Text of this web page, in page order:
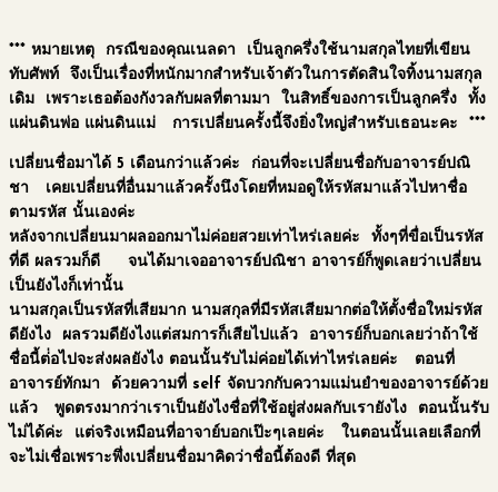
*** หมายเหตุ กรณีของคุณเนลดา เป็นลูกครึ่งใช้นามสกุลไทยที่เขียน
ทับศัพท์ จึงเป็นเรื่องที่หนักมากสำหรับเจ้าตัวในการตัดสินใจทิ้งนามสกุล
เดิม เพราะเธอต้องกังวลกับผลที่ตามมา ในสิทธิ์ของการเป็นลูกครึ่ง ทั้ง
แผ่นดินพ่อ แผ่นดินแม่ การเปลี่ยนครั้งนี้จึงยิ่งใหญ่สำหรับเธอนะคะ ***
เปลี่ยนชื่อมาได้ 5 เดือนกว่าแล้วค่ะ ก่อนที่จะเปลี่ยนชื่อกับอาจารย์ปณิ
ชา เคยเปลี่ยนที่อื่นมาแล้วครั้งนึงโดยที่หมอดูให้รหัสมาแล้วไปหาชื่อ
ตามรหัส นั้นเองค่ะ
หลังจากเปลี่ยนมาผลออกมาไม่ค่อยสวยเท่าไหร่เลยค่ะ ทั้งๆที่ขื่อเป็นรหัส
ที่ดี ผลรวมก็ดี จนได้มาเจออาจารย์ปณิชา อาจารย์ก็พูดเลยว่าเปลี่ยน
เป็นยังไงก็เท่านั้น
นามสกุลเป็นรหัสที่เสียมาก นามสกุลที่มีรหัสเสียมากต่อให้ตั้งชื่อใหม่รหัส
ดียังไง ผลรวมดียังไงแต่สมการก็เสียไปแล้ว อาจารย์ก็บอกเลยว่าถ้าใช้
ชื่อนี้ต่่อไปจะส่งผลยังไง ตอนนั้นรับไม่ค่อยได้เท่าไหร่เลยค่ะ ตอนที่
อาจารย์ทักมา ด้วยความที่ self จัดบวกกับความแม่นยำของอาจารย์ด้วย
แล้ว พูดตรงมากว่าเราเป็นยังไงชื่อที่ใช้อยู่ส่งผลกับเรายังไง ตอนนั้นรับ
ไม่ได้ค่ะ แต่จริงเหมือนที่อาจาย์บอกเป๊ะๆเลยค่ะ ในตอนนั้นเลยเลือกที่
จะไม่เชื่อเพราะพึ่งเปลี่ยนชื่อมาคิดว่าชื่อนี้ต้องดี ที่สุด